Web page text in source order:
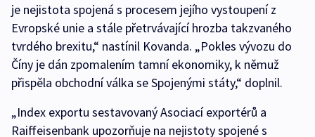
je nejistota spojená s procesem jejího vystoupení z
Evropské unie a stále přetrvávající hrozba takzvaného
tvrdého brexitu,“ nastínil Kovanda. „Pokles vývozu do
Číny je dán zpomalením tamní ekonomiky, k němuž
přispěla obchodní válka se Spojenými státy,“ doplnil.
„Index exportu sestavovaný Asociací exportérů a
Raiffeisenbank upozorňuje na nejistoty spojené s